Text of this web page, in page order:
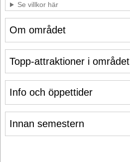
Om området
Info och öppettider
Innan semestern
Se villkor här
Topp-attraktioner i området